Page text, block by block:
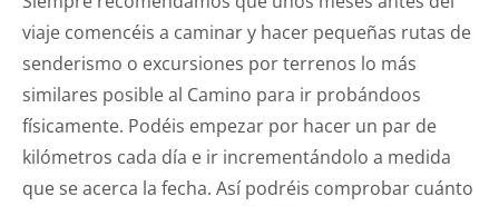
viaje comencéis a caminar y hacer pequeñas rutas de
senderismo o excursiones por terrenos lo más
similares posible al Camino para ir probándoos
físicamente. Podéis empezar por hacer un par de
kilómetros cada día e ir incrementándolo a medida
que se acerca la fecha. Así podréis comprobar cuánto